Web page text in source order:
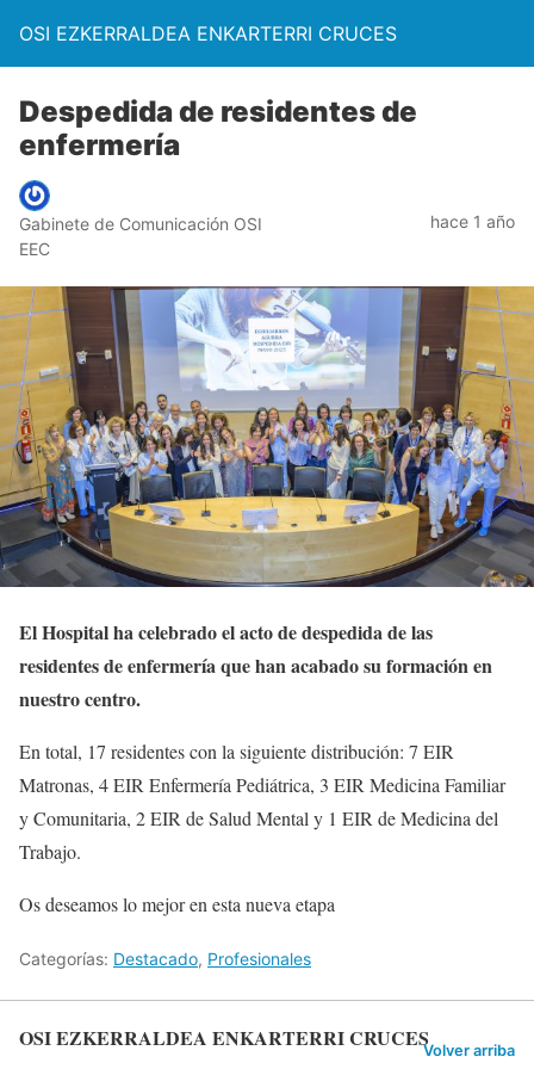
OSI EZKERRALDEA ENKARTERRI CRUCES
Despedida de residentes de
enfermería
Gabinete de Comunicación OSI
EEC
hace 1 año
El Hospital ha celebrado el acto de despedida de las
residentes de enfermería que han acabado su formación en
nuestro centro.
En total, 17 residentes con la siguiente distribución: 7 EIR
Matronas, 4 EIR Enfermería Pediátrica, 3 EIR Medicina Familiar
y Comunitaria, 2 EIR de Salud Mental y 1 EIR de Medicina del
Trabajo.
Os deseamos lo mejor en esta nueva etapa
Categorías: Destacado, Profesionales
OSI EZKERRALDEA ENKARTERRI CRUCESVolver arriba